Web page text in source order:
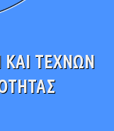
ΤΕΧΝΩΝ